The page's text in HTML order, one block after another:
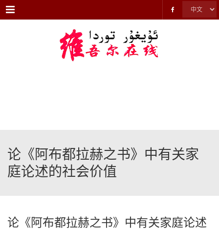
Menu
论《阿布都拉赫之书》中有关家
庭论述的社会价值
论《阿布都拉赫之书》中有关家庭论述